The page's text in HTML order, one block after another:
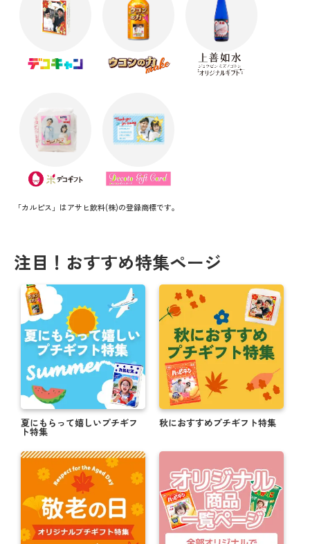
「カルピス」はアサヒ飲料(株)の登録商標です。
注目！おすすめ特集ページ
夏にもらって嬉しいプチギフ
ト特集
秋におすすめプチギフト特集